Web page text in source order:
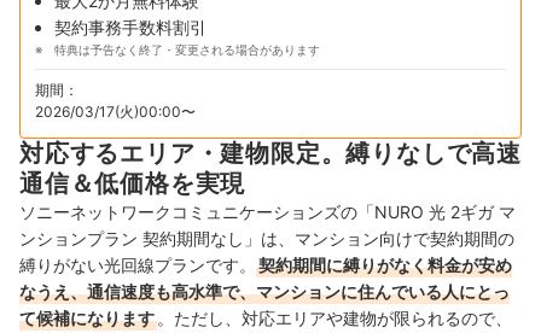
契約事務手数料割引
特典は予告なく終了・変更される場合があります
期間：
2026/03/17(火)00:00〜
対応するエリア・建物限定。縛りなしで高速
通信＆低価格を実現
ソニーネットワークコミュニケーションズの「NURO 光 2ギガ マ
ンションプラン 契約期間なし」は、マンション向けで契約期間の
縛りがない光回線プランです。
契約期間に縛りがなく料金が安め
なうえ、通信速度も高水準で、マンションに住んでいる人にとっ
て候補になります 。ただし、対応エリアや建物が限られるので、